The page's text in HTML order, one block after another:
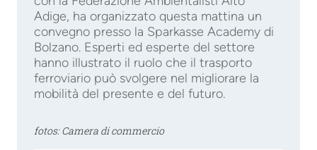
Adige, ha organizzato questa mattina un
convegno presso la Sparkasse Academy di
Bolzano. Esperti ed esperte del settore
hanno illustrato il ruolo che il trasporto
ferroviario può svolgere nel migliorare la
mobilità del presente e del futuro.
fotos: Camera di commercio